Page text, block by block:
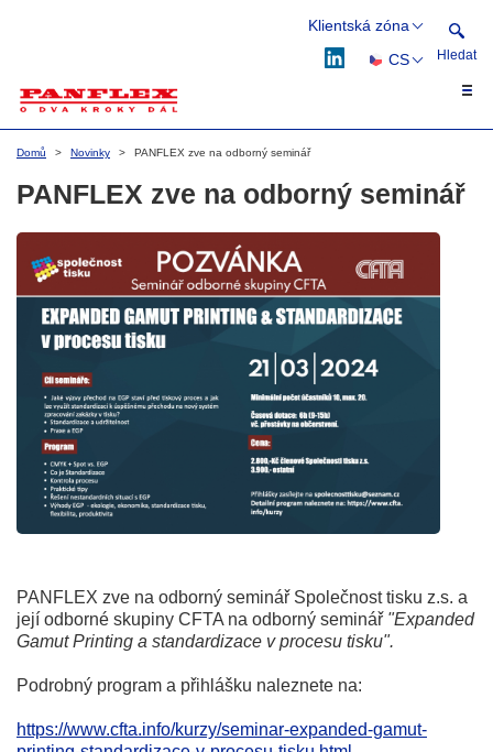
Klientská zóna
WebflexCS
DE
Hledat
Hledat
Domů Novinky PANFLEX zve na odborný seminář
PANFLEX zve na odborný seminář
PANFLEX zve na odborný seminář Společnost tisku z.s. a
její odborné skupiny CFTA na odborný seminář "Expanded
Gamut Printing a standardizace v procesu tisku".
Podrobný program a přihlášku naleznete na:
https://www.cfta.info/kurzy/seminar-expanded-gamut-